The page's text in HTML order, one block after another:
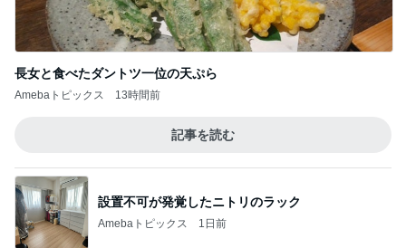
長女と食べたダントツ一位の天ぷら
Amebaトピックス 13時間前
記事を読む
設置不可が発覚したニトリのラック
Amebaトピックス 1日前